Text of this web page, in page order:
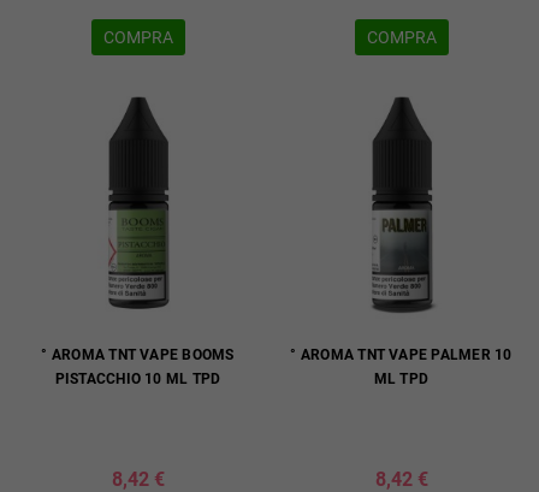
COMPRA COMPRA
° AROMA TNT VAPE BOOMS
PISTACCHIO 10 ML TPD
8,42 €
° AROMA TNT VAPE PALMER 10
ML TPD
8,42 €